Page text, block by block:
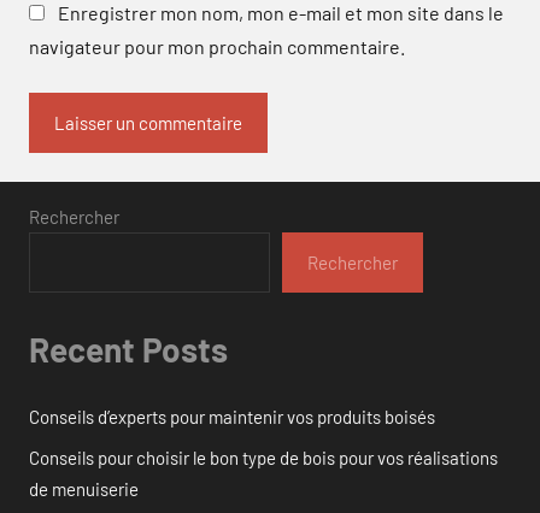
Enregistrer mon nom, mon e-mail et mon site dans le
navigateur pour mon prochain commentaire.
Rechercher
Rechercher
Recent Posts
Conseils d’experts pour maintenir vos produits boisés
Conseils pour choisir le bon type de bois pour vos réalisations
de menuiserie